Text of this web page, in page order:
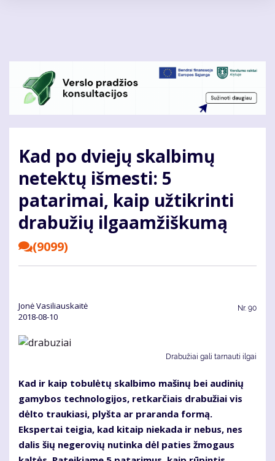
Kad po dviejų skalbimų
netektų išmesti: 5
patarimai, kaip užtikrinti
drabužių ilgaamžiškumą
(9099)
Jonė Vasiliauskaitė
2018-08-10
Nr. 90
Drabužiai gali tarnauti ilgai
Kad ir kaip tobulėtų skalbimo mašinų bei audinių
gamybos technologijos, retkarčiais drabužiai vis
dėlto traukiasi, plyšta ar praranda formą.
Ekspertai teigia, kad kitaip niekada ir nebus, nes
dalis šių negerovių nutinka dėl paties žmogaus